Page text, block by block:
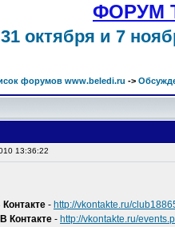
ФОРУМ
октября и 7
форумов www.beledi.ru ->
13:36:22
- http://vkontakte.ru/
Контакте - http://vkontakte.ru/